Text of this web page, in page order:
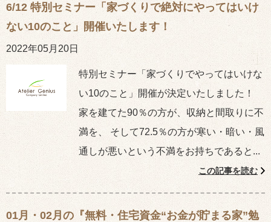
6/12 特別セミナー「家づくりで絶対にやってはいけ
ない10のこと」開催いたします！
2022年05月20日
特別セミナー「家づくりでやってはいけな
い10のこと」開催が決定いたしました！
家を建てた90％の方が、収納と間取りに不
満を、 そして72.5％の方が寒い・暗い・風
通しが悪いという不満をお持ちであると...
この記事を読む
01月・02月の『無料・住宅資金“お金が貯まる家”勉